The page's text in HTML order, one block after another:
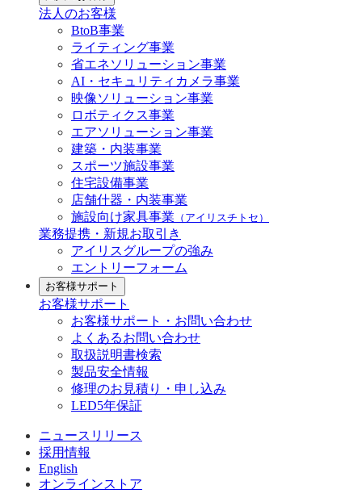
法人のお客様
BtoB事業
ライティング事業
省エネソリューション事業
AI・セキュリティカメラ事業
映像ソリューション事業
ロボティクス事業
エアソリューション事業
建築・内装事業
スポーツ施設事業
住宅設備事業
店舗什器・内装事業
施設向け家具事業 （アイリスチトセ）
業務提携・新規お取引き
アイリスグループの強み
エントリーフォーム
お客様サポート
お客様サポート
お客様サポート・お問い合わせ
よくあるお問い合わせ
取扱説明書検索
製品安全情報
修理のお見積り・申し込み
LED5年保証
ニュースリリース
採用情報
English
オンラインストア